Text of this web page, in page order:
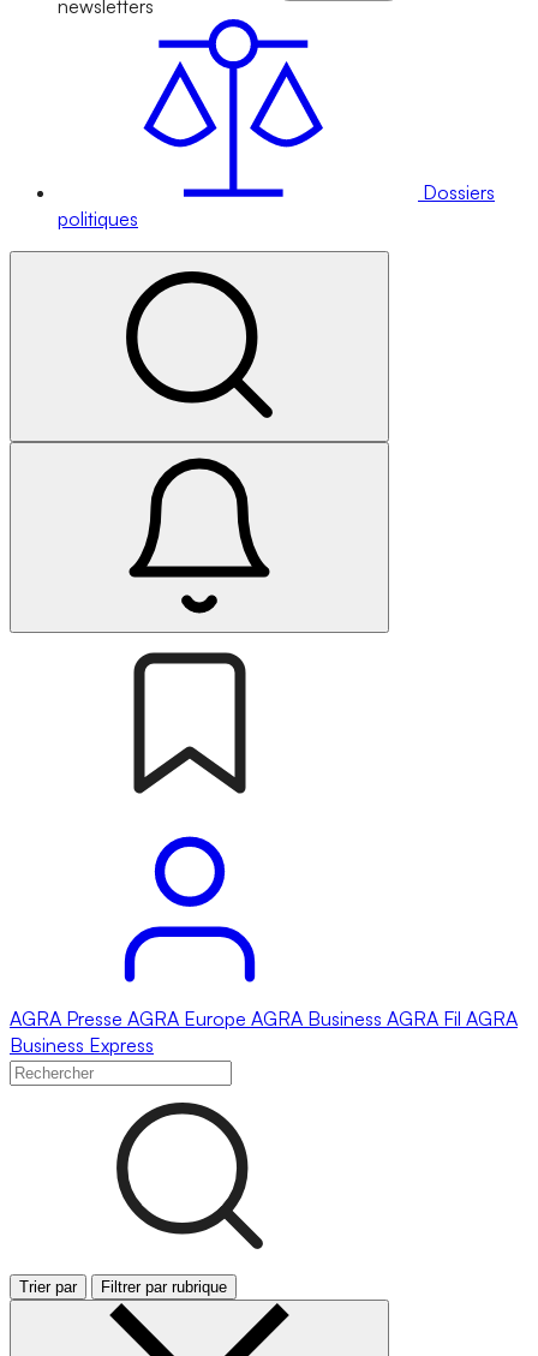
newsletters
Dossiers
politiques
AGRA Presse AGRA Europe AGRA Business AGRA Fil AGRA
Business Express
Trier par Filtrer par rubrique